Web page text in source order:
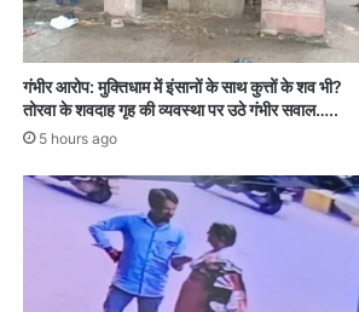
गंभीर आरोप: मुक्तिधाम में इंसानों के साथ कुत्तों के शव भी?
तोरवा के शवदाह गृह की व्यवस्था पर उठे गंभीर सवाल…..
5 hours ago